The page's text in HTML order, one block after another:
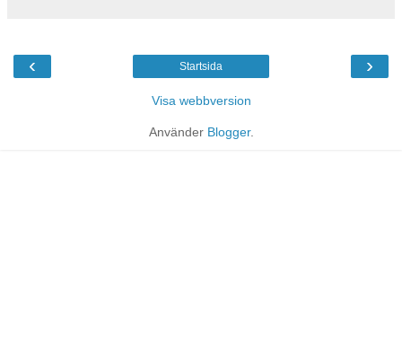
‹ ›
Startsida
Visa webbversion
Använder Blogger.